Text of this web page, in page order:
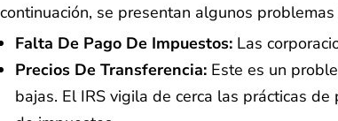
continuación, se presentan algunos
Falta De Pago De Impuestos: Las
Precios De Transferencia: Este es un
bajas. El IRS vigila de cerca las prácticas